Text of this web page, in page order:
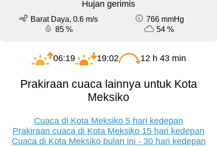
Hujan gerimis
Barat Daya, 0.6 m/s
766 mmHg
85 %
54 %
06:19 19:02 12 h 43 min
Prakiraan cuaca lainnya untuk Kota
Meksiko
Cuaca di Kota Meksiko 5 hari kedepan
Prakiraan cuaca di Kota Meksiko 15 hari kedepan
Cuaca di Kota Meksiko bulan ini - 30 hari kedepan